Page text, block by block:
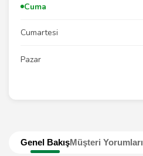
Genel BakışMüşteri Yorumları
Cuma
Cumartesi
Pazar